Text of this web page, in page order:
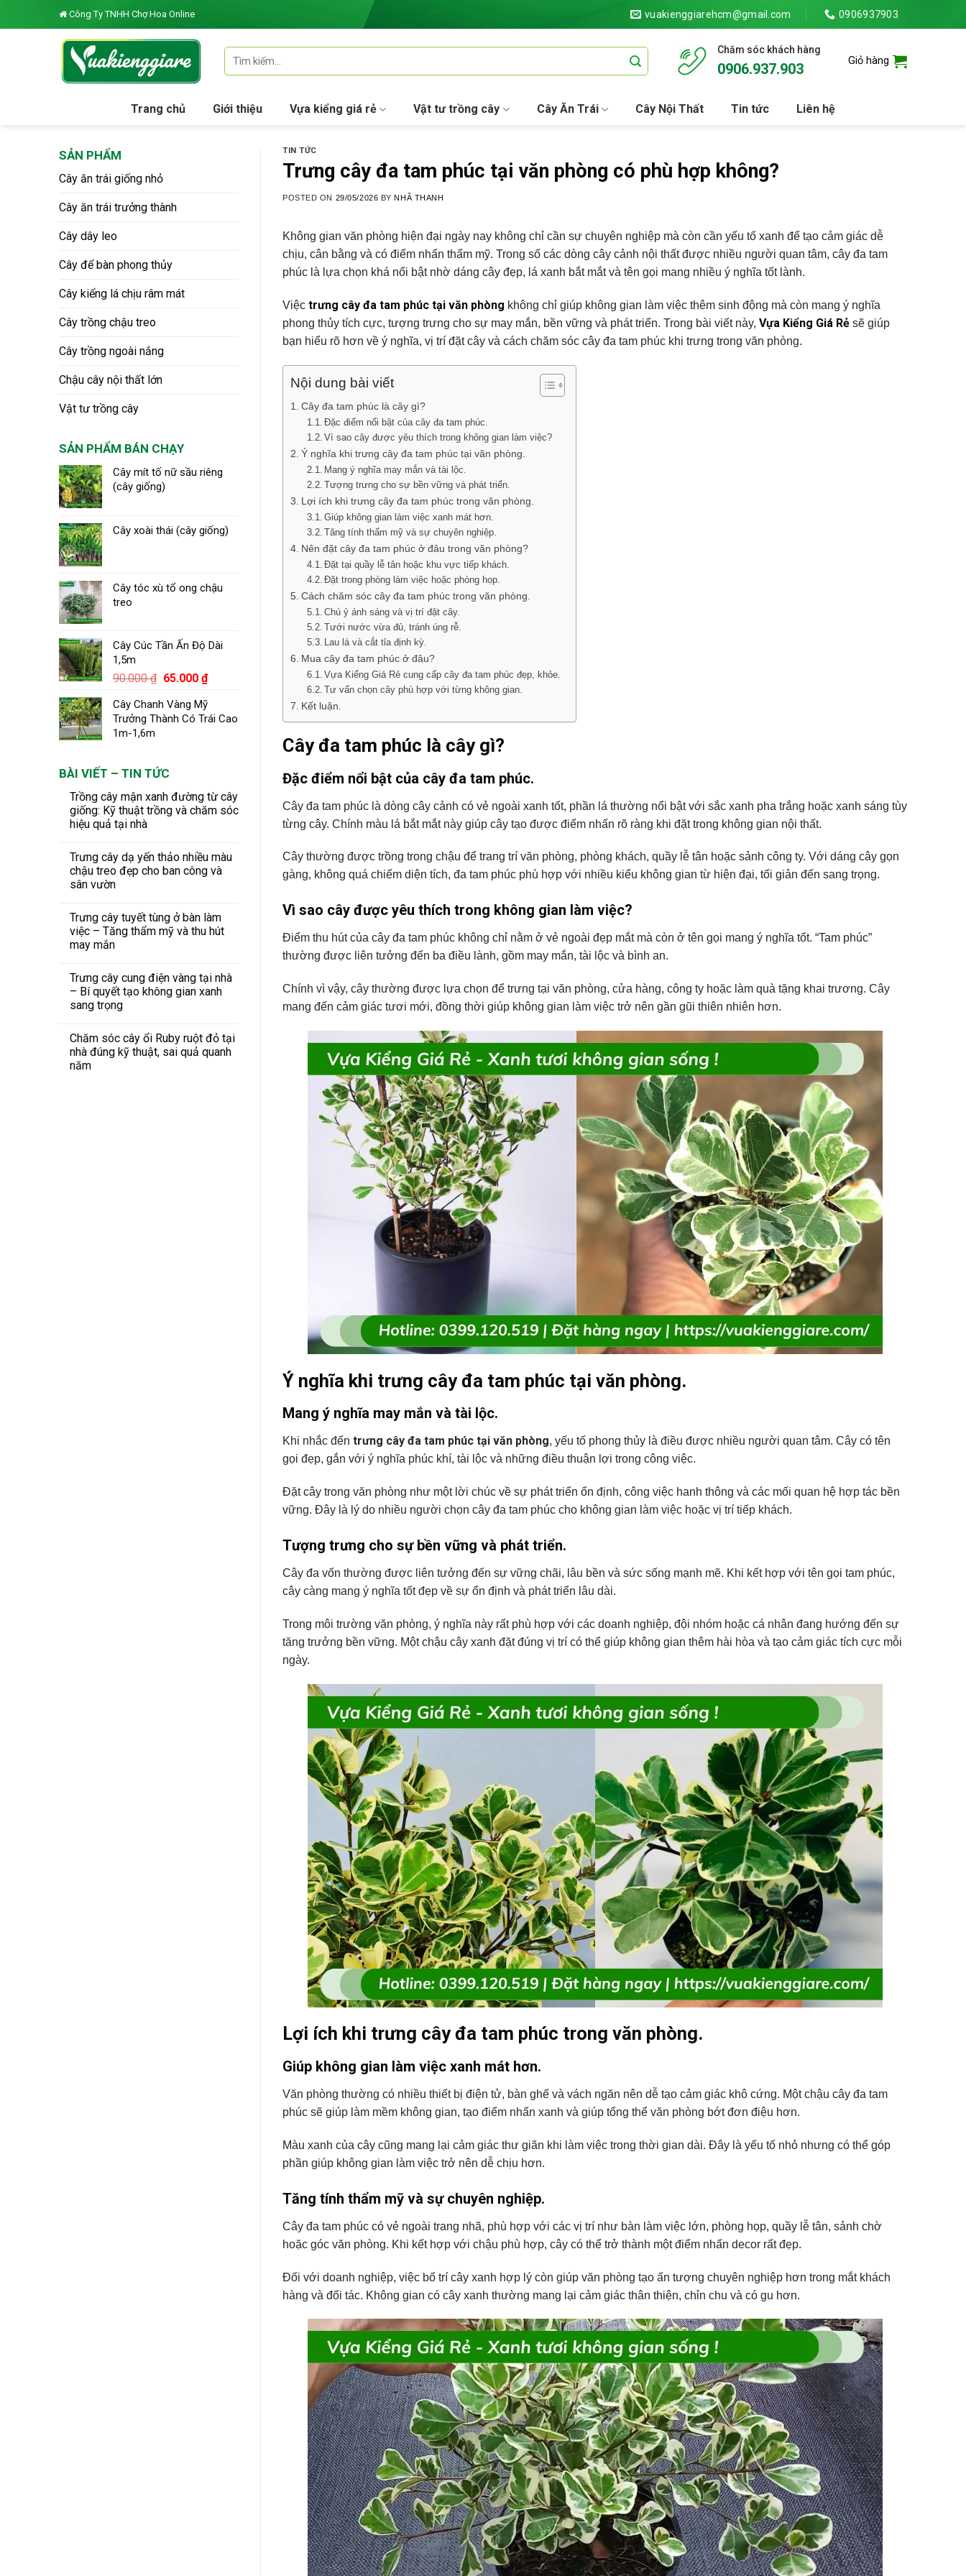
to
Công Ty TNHH Chợ Hoa Online vuakienggiarehcm@gmail.com 0906937903
Tìm
kiếm:
Chăm sóc khách hàng
0906.937.903 Giỏ hàng
Trang chủ Giới thiệu Vựa kiểng giá rẻ Vật tư trồng cây Cây Ăn Trái Cây Nội Thất Tin tức Liên hệ
SẢN PHẨM
Cây ăn trái giống nhỏ
Cây ăn trái trưởng thành
Cây dây leo
Cây để bàn phong thủy
Cây kiểng lá chịu râm mát
Cây trồng chậu treo
Cây trồng ngoài nắng
Chậu cây nội thất lớn
Vật tư trồng cây
SẢN PHẨM BÁN CHẠY
Cây mít tố nữ sầu riêng
(cây giống)
Cây xoài thái (cây giống)
Cây tóc xù tổ ong chậu
treo
Cây Cúc Tần Ấn Độ Dài
1,5m
90.000₫ Giá
là:
90.000 ₫.
65.000 ₫Giá
tại
là:
Cây Chanh Vàng Mỹ
Trưởng Thành Có Trái Cao
1m-1,6m
BÀI VIẾT – TIN TỨC
Trồng cây mận xanh đường từ cây
giống: Kỹ thuật trồng và chăm sóc
hiệu quả tại nhà
Trưng cây dạ yến thảo nhiều màu
chậu treo đẹp cho ban công và
sân vườn
Trưng cây tuyết tùng ở bàn làm
việc – Tăng thẩm mỹ và thu hút
may mắn
Trưng cây cung điện vàng tại nhà
– Bí quyết tạo không gian xanh
sang trọng
Chăm sóc cây ổi Ruby ruột đỏ tại
nhà đúng kỹ thuật, sai quả quanh
năm
TIN TỨC
Trưng cây đa tam phúc tại văn phòng có phù hợp không?
POSTED ON 29/05/2026 BYNHÃ THANH
Không gian văn phòng hiện đại ngày nay không chỉ cần sự chuyên nghiệp mà còn cần yếu tố xanh để tạo cảm giác dễ
chịu, cân bằng và có điểm nhấn thẩm mỹ. Trong số các dòng cây cảnh nội thất được nhiều người quan tâm, cây đa tam
phúc là lựa chọn khá nổi bật nhờ dáng cây đẹp, lá xanh bắt mắt và tên gọi mang nhiều ý nghĩa tốt lành.
Việc trưng cây đa tam phúc tại văn phòng không chỉ giúp không gian làm việc thêm sinh động mà còn mang ý nghĩa
phong thủy tích cực, tượng trưng cho sự may mắn, bền vững và phát triển. Trong bài viết này, Vựa Kiểng Giá Rẻ sẽ giúp
bạn hiểu rõ hơn về ý nghĩa, vị trí đặt cây và cách chăm sóc cây đa tam phúc khi trưng trong văn phòng.
Nội dung bài viết
Cây đa tam phúc là cây gì?
Đặc điểm nổi bật của cây đa tam phúc.
Vì sao cây được yêu thích trong không gian làm việc?
Ý nghĩa khi trưng cây đa tam phúc tại văn phòng.
Mang ý nghĩa may mắn và tài lộc.
Tượng trưng cho sự bền vững và phát triển.
Lợi ích khi trưng cây đa tam phúc trong văn phòng.
Giúp không gian làm việc xanh mát hơn.
Tăng tính thẩm mỹ và sự chuyên nghiệp.
Nên đặt cây đa tam phúc ở đâu trong văn phòng?
Đặt tại quầy lễ tân hoặc khu vực tiếp khách.
Đặt trong phòng làm việc hoặc phòng họp.
Cách chăm sóc cây đa tam phúc trong văn phòng.
Chú ý ánh sáng và vị trí đặt cây.
Tưới nước vừa đủ, tránh úng rễ.
Lau lá và cắt tỉa định kỳ.
Mua cây đa tam phúc ở đâu?
Vựa Kiểng Giá Rẻ cung cấp cây đa tam phúc đẹp, khỏe.
Tư vấn chọn cây phù hợp với từng không gian.
Kết luận.
Cây đa tam phúc là cây gì?
Đặc điểm nổi bật của cây đa tam phúc.
Cây đa tam phúc là dòng cây cảnh có vẻ ngoài xanh tốt, phần lá thường nổi bật với sắc xanh pha trắng hoặc xanh sáng tùy
từng cây. Chính màu lá bắt mắt này giúp cây tạo được điểm nhấn rõ ràng khi đặt trong không gian nội thất.
Cây thường được trồng trong chậu để trang trí văn phòng, phòng khách, quầy lễ tân hoặc sảnh công ty. Với dáng cây gọn
gàng, không quá chiếm diện tích, đa tam phúc phù hợp với nhiều kiểu không gian từ hiện đại, tối giản đến sang trọng.
Vì sao cây được yêu thích trong không gian làm việc?
Điểm thu hút của cây đa tam phúc không chỉ nằm ở vẻ ngoài đẹp mắt mà còn ở tên gọi mang ý nghĩa tốt. “Tam phúc”
thường được liên tưởng đến ba điều lành, gồm may mắn, tài lộc và bình an.
Chính vì vậy, cây thường được lựa chọn để trưng tại văn phòng, cửa hàng, công ty hoặc làm quà tặng khai trương. Cây
mang đến cảm giác tươi mới, đồng thời giúp không gian làm việc trở nên gần gũi thiên nhiên hơn.
Ý nghĩa khi trưng cây đa tam phúc tại văn phòng.
Mang ý nghĩa may mắn và tài lộc.
Khi nhắc đến trưng cây đa tam phúc tại văn phòng, yếu tố phong thủy là điều được nhiều người quan tâm. Cây có tên
gọi đẹp, gắn với ý nghĩa phúc khí, tài lộc và những điều thuận lợi trong công việc.
Đặt cây trong văn phòng như một lời chúc về sự phát triển ổn định, công việc hanh thông và các mối quan hệ hợp tác bền
vững. Đây là lý do nhiều người chọn cây đa tam phúc cho không gian làm việc hoặc vị trí tiếp khách.
Tượng trưng cho sự bền vững và phát triển.
Cây đa vốn thường được liên tưởng đến sự vững chãi, lâu bền và sức sống mạnh mẽ. Khi kết hợp với tên gọi tam phúc,
cây càng mang ý nghĩa tốt đẹp về sự ổn định và phát triển lâu dài.
Trong môi trường văn phòng, ý nghĩa này rất phù hợp với các doanh nghiệp, đội nhóm hoặc cá nhân đang hướng đến sự
tăng trưởng bền vững. Một chậu cây xanh đặt đúng vị trí có thể giúp không gian thêm hài hòa và tạo cảm giác tích cực mỗi
ngày.
Lợi ích khi trưng cây đa tam phúc trong văn phòng.
Giúp không gian làm việc xanh mát hơn.
Văn phòng thường có nhiều thiết bị điện tử, bàn ghế và vách ngăn nên dễ tạo cảm giác khô cứng. Một chậu cây đa tam
phúc sẽ giúp làm mềm không gian, tạo điểm nhấn xanh và giúp tổng thể văn phòng bớt đơn điệu hơn.
Màu xanh của cây cũng mang lại cảm giác thư giãn khi làm việc trong thời gian dài. Đây là yếu tố nhỏ nhưng có thể góp
phần giúp không gian làm việc trở nên dễ chịu hơn.
Tăng tính thẩm mỹ và sự chuyên nghiệp.
Cây đa tam phúc có vẻ ngoài trang nhã, phù hợp với các vị trí như bàn làm việc lớn, phòng họp, quầy lễ tân, sảnh chờ
hoặc góc văn phòng. Khi kết hợp với chậu phù hợp, cây có thể trở thành một điểm nhấn decor rất đẹp.
Đối với doanh nghiệp, việc bố trí cây xanh hợp lý còn giúp văn phòng tạo ấn tượng chuyên nghiệp hơn trong mắt khách
hàng và đối tác. Không gian có cây xanh thường mang lại cảm giác thân thiện, chỉn chu và có gu hơn.